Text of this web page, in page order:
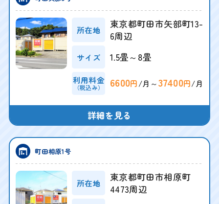
所在地
東京都町田市矢部町13-
6周辺
サイズ 1.5畳～8畳
利用料金
（税込み） 6600円/月～37400円/月
詳細を見る
町田相原1号
所在地
東京都町田市相原町
4473周辺